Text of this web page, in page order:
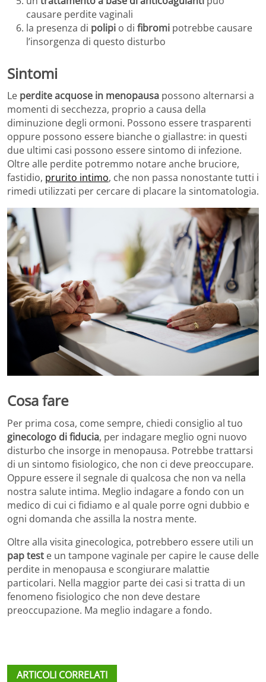
causare perdite vaginali
la presenza di polipi o di fibromi potrebbe causare
l’insorgenza di questo disturbo
Sintomi
Le perdite acquose in menopausa possono alternarsi a
momenti di secchezza, proprio a causa della
diminuzione degli ormoni. Possono essere trasparenti
oppure possono essere bianche o giallastre: in questi
due ultimi casi possono essere sintomo di infezione.
Oltre alle perdite potremmo notare anche bruciore,
fastidio, prurito intimo, che non passa nonostante tutti i
rimedi utilizzati per cercare di placare la sintomatologia.
Cosa fare
Per prima cosa, come sempre, chiedi consiglio al tuo
ginecologo di fiducia, per indagare meglio ogni nuovo
disturbo che insorge in menopausa. Potrebbe trattarsi
di un sintomo fisiologico, che non ci deve preoccupare.
Oppure essere il segnale di qualcosa che non va nella
nostra salute intima. Meglio indagare a fondo con un
medico di cui ci fidiamo e al quale porre ogni dubbio e
ogni domanda che assilla la nostra mente.
Oltre alla visita ginecologica, potrebbero essere utili un
pap test e un tampone vaginale per capire le cause delle
perdite in menopausa e scongiurare malattie
particolari. Nella maggior parte dei casi si tratta di un
fenomeno fisiologico che non deve destare
preoccupazione. Ma meglio indagare a fondo.
ARTICOLI CORRELATI